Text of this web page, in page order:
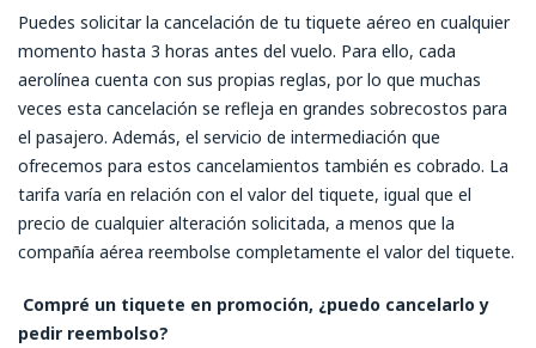
Puedes solicitar la cancelación de tu tiquete aéreo en cualquier
momento hasta 3 horas antes del vuelo. Para ello, cada
aerolínea cuenta con sus propias reglas, por lo que muchas
veces esta cancelación se refleja en grandes sobrecostos para
el pasajero. Además, el servicio de intermediación que
ofrecemos para estos cancelamientos también es cobrado. La
tarifa varía en relación con el valor del tiquete, igual que el
precio de cualquier alteración solicitada, a menos que la
compañía aérea reembolse completamente el valor del tiquete.
Compré un tiquete en promoción, ¿puedo cancelarlo y
pedir reembolso?